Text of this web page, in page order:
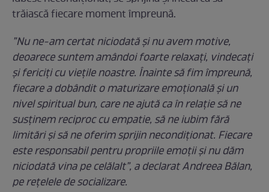
trăiască fiecare moment împreună.
”Nu ne-am certat niciodată și nu avem motive,
deoarece suntem amândoi foarte relaxați, vindecați
și fericiți cu viețile noastre. Înainte să fim împreună,
fiecare a dobândit o maturizare emoțională și un
nivel spiritual bun, care ne ajută ca în relație să ne
susținem reciproc cu empatie, să ne iubim fără
limitări și să ne oferim sprijin necondiționat. Fiecare
este responsabil pentru propriile emoții și nu dăm
niciodată vina pe celălalt”, a declarat Andreea Bălan,
pe rețelele de socializare.